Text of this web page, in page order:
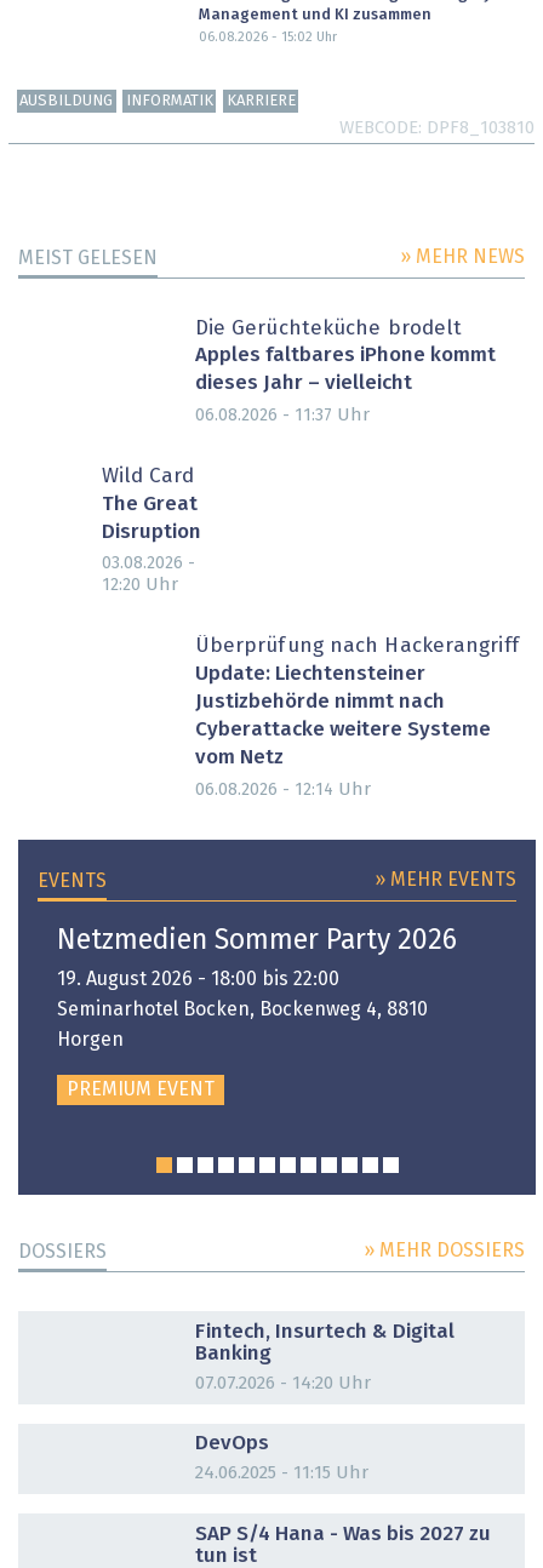
Management und KI zusammen
06.08.2026 - 15:02 Uhr
AUSBILDUNG INFORMATIK KARRIERE
WEBCODE DPF8_103810
MEIST GELESEN » MEHR NEWS
Die Gerüchteküche brodelt
Apples faltbares iPhone kommt
dieses Jahr – vielleicht
06.08.2026 - 11:37 Uhr
Wild Card
The Great
Disruption
03.08.2026 -
12:20 Uhr
Überprüfung nach Hackerangriff
Update: Liechtensteiner
Justizbehörde nimmt nach
Cyberattacke weitere Systeme
vom Netz
06.08.2026 - 12:14 Uhr
EVENTS » MEHR EVENTS
Netzmedien Sommer Party 2026
19. August 2026 - 18:00 bis 22:00
Seminarhotel Bocken, Bockenweg 4, 8810
Horgen
PREMIUM EVENT
DOSSIERS » MEHR DOSSIERS
Fintech, Insurtech & Digital
Banking
07.07.2026 - 14:20 Uhr
DevOps
24.06.2025 - 11:15 Uhr
SAP S/4 Hana - Was bis 2027 zu
tun ist